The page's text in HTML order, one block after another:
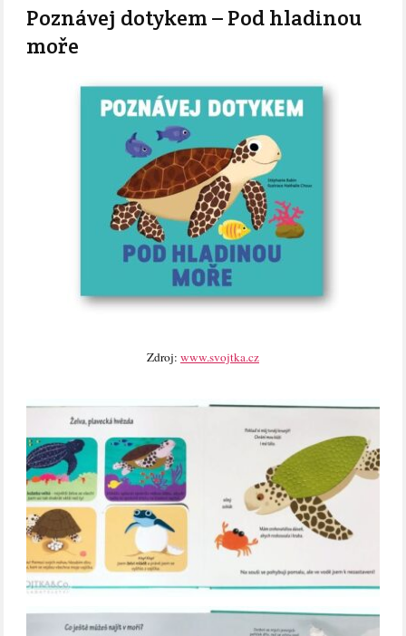
Poznávej dotykem – Pod hladinou
moře
Zdroj: www.svojtka.cz